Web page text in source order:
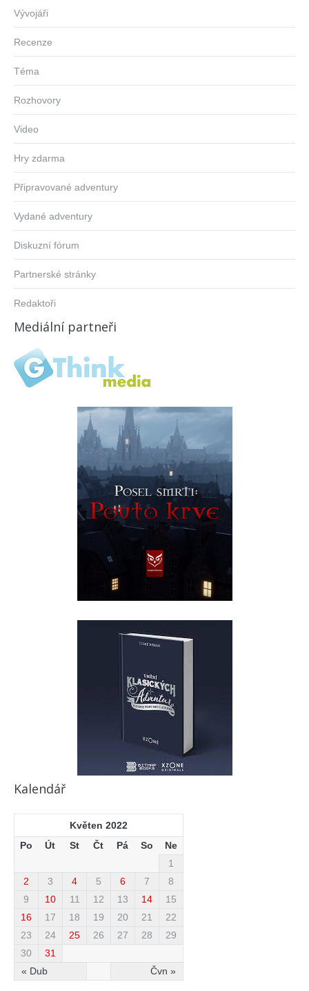
Vývojáři
Recenze
Téma
Rozhovory
Video
Hry zdarma
Připravované adventury
Vydané adventury
Diskuzní fórum
Partnerské stránky
Redaktoři
Mediální partneři
Kalendář
Květen 2022
Po
Út St Čt Pá So Ne
« Dub Čvn »
1
2
3 4 5 6 7
8
9
10 11 12 13 14
15
16
17 18 19 20 21
22
23
24 25 26 27 28
29
30
31